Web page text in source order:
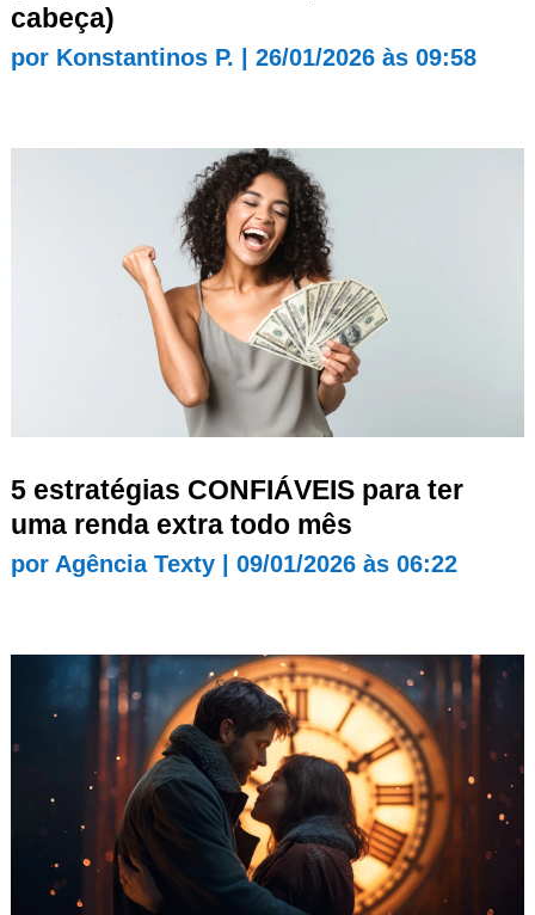
cabeça)
por Konstantinos P. 26/01/2026 às 09:58
5 estratégias CONFIÁVEIS para ter
uma renda extra todo mês
por Agência Texty| 09/01/2026 às 06:22